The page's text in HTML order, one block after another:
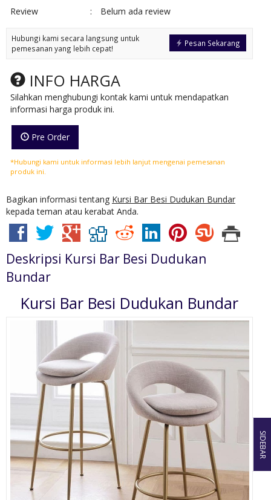
Review
: Belum ada review
Pesan Sekarang
Hubungi kami secara langsung untuk
pemesanan yang lebih cepat!
INFO HARGA
Silahkan menghubungi kontak kami untuk mendapatkan
informasi harga produk ini.
Pre Order
*Hubungi kami untuk informasi lebih lanjut mengenai pemesanan
produk ini.
Bagikan informasi tentang Kursi Bar Besi Dudukan Bundar
kepada teman atau kerabat Anda.
Deskripsi Kursi Bar Besi Dudukan
Bundar
Kursi Bar Besi Dudukan Bundar
SIDEBAR